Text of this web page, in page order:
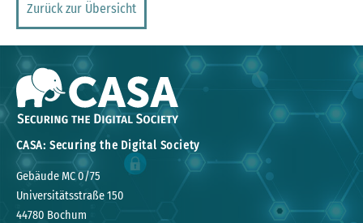
Zurück zur Übersicht
CASA: Securing the Digital Society
Gebäude MC 0/75
Universitätsstraße 150
44780 Bochum